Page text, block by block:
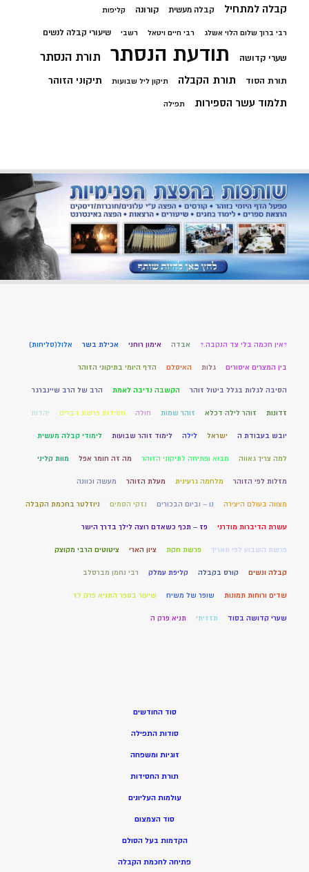
קבלה למתחיל קבלה מעשית קורונה קליפות
רבי ברוך שלום הלוי אשלג רבי חיים ויטאל רשבי שיעורי קבלה לנשים
שערי קדושה תודעת הנסתר תורת הנסתר
תורת הסוד תורת הקבלה תיקון ליל שבועות תיקוני הזוהר
תלמוד עשר הספירות תפילה
?אין חכמה בלי צד הנקבה.? אבדה אימון רוחני אכילת בשר אלול(סליחות)
בין המצרים איסורים גלות האיסלם הדף היומי בתיקוני הזוהר
הסיבה לגלות בגלל ביטול זוהר הקשבה נדיבה לאמת הרב של הרב שיינברגר
זדונות זוהר לילה דכלא זוהר שמות חולה חסידות פרשת דברים יהדות
יובש בעבודת ה ישראל לילה לימוד זוהר שבועות לימודי קבלה מעשית
למה צריך גאווה מבוא ופתיחה לתיקוני הזוהר מה זה חומר אפל מוות קליני
מזלות לפי הזוהר מלחמה גרעינית מעלת הזוהר מעשה וכוונה
מצווה בעולם היצירה נו – וביום הבכורים נזקי הסמים ניוזלטר בחכמת הקבלה
עשרת הדיברות מודרני פז – תכף כשאדם רוצה לילך בדרך הישר
פרשת השבוע לפי תאריך פרשת חקת ציון הארי ציטוטים הרבי מקוצק
קבלה ונשים קורס בקבלה קליפת עמלק רבי נחמן מברסלב
שדים ורוחות תמונות שופר של משיח שיעור בספר התניא פרק לז
שערי קדושה בסוד תזזיתי תניא פרק ה
סוד החודשים
סודות התפילה
זוגיות ומשפחה
תורת החסידות
עולמות העליונים
סוד הצמצום
הקדמות בעל הסולם
פתיחה לחכמת הקבלה